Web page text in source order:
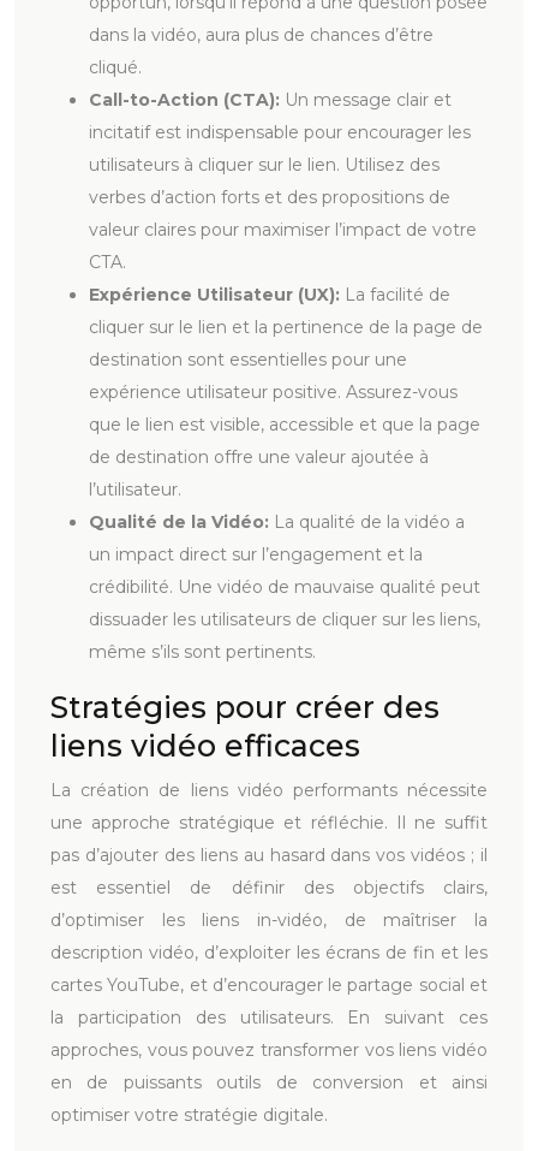
dans la vidéo, aura plus de chances d’être
cliqué.
Call-to-Action (CTA): Un message clair et
incitatif est indispensable pour encourager les
utilisateurs à cliquer sur le lien. Utilisez des
verbes d’action forts et des propositions de
valeur claires pour maximiser l’impact de votre
CTA.
Expérience Utilisateur (UX): La facilité de
cliquer sur le lien et la pertinence de la page de
destination sont essentielles pour une
expérience utilisateur positive. Assurez-vous
que le lien est visible, accessible et que la page
de destination offre une valeur ajoutée à
l’utilisateur.
Qualité de la Vidéo: La qualité de la vidéo a
un impact direct sur l’engagement et la
crédibilité. Une vidéo de mauvaise qualité peut
dissuader les utilisateurs de cliquer sur les liens,
même s’ils sont pertinents.
Stratégies pour créer des
liens vidéo efficaces
La création de liens vidéo performants nécessite
une approche stratégique et réfléchie. Il ne suffit
pas d’ajouter des liens au hasard dans vos vidéos ; il
est essentiel de définir des objectifs clairs,
d’optimiser les liens in-vidéo, de maîtriser la
description vidéo, d’exploiter les écrans de fin et les
cartes YouTube, et d’encourager le partage social et
la participation des utilisateurs. En suivant ces
approches, vous pouvez transformer vos liens vidéo
en de puissants outils de conversion et ainsi
optimiser votre stratégie digitale.